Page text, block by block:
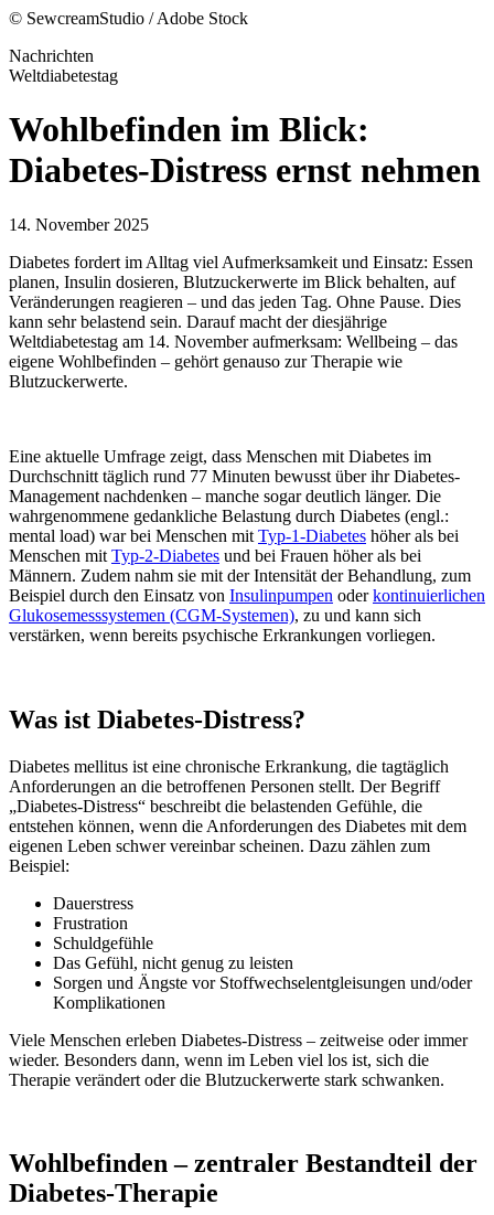
© SewcreamStudio / Adobe Stock
Nachrichten
Weltdiabetestag
Wohlbefinden im Blick:
Diabetes-Distress ernst nehmen
14. November 2025
Diabetes fordert im Alltag viel Aufmerksamkeit und Einsatz: Essen
planen, Insulin dosieren, Blutzuckerwerte im Blick behalten, auf
Veränderungen reagieren – und das jeden Tag. Ohne Pause. Dies
kann sehr belastend sein. Darauf macht der diesjährige
Weltdiabetestag am 14. November aufmerksam: Wellbeing – das
eigene Wohlbefinden – gehört genauso zur Therapie wie
Blutzuckerwerte.
Eine aktuelle Umfrage zeigt, dass Menschen mit Diabetes im
Durchschnitt täglich rund 77 Minuten bewusst über ihr Diabetes-
Management nachdenken – manche sogar deutlich länger. Die
wahrgenommene gedankliche Belastung durch Diabetes (engl.:
mental load) war bei Menschen mit Typ-1-Diabetes höher als bei
Menschen mit Typ-2-Diabetes und bei Frauen höher als bei
Männern. Zudem nahm sie mit der Intensität der Behandlung, zum
Beispiel durch den Einsatz von Insulinpumpen oderkontinuierlichen
Glukosemesssystemen (CGM-Systemen), zu und kann sich
verstärken, wenn bereits psychische Erkrankungen vorliegen.
Was ist Diabetes-Distress?
Diabetes mellitus ist eine chronische Erkrankung, die tagtäglich
Anforderungen an die betroffenen Personen stellt. Der Begriff
„Diabetes-Distress“ beschreibt die belastenden Gefühle, die
entstehen können, wenn die Anforderungen des Diabetes mit dem
eigenen Leben schwer vereinbar scheinen. Dazu zählen zum
Beispiel:
Dauerstress
Frustration
Schuldgefühle
Das Gefühl, nicht genug zu leisten
Sorgen und Ängste vor Stoffwechselentgleisungen und/oder
Komplikationen
Viele Menschen erleben Diabetes-Distress – zeitweise oder immer
wieder. Besonders dann, wenn im Leben viel los ist, sich die
Therapie verändert oder die Blutzuckerwerte stark schwanken.
Wohlbefinden – zentraler Bestandteil der
Diabetes-Therapie